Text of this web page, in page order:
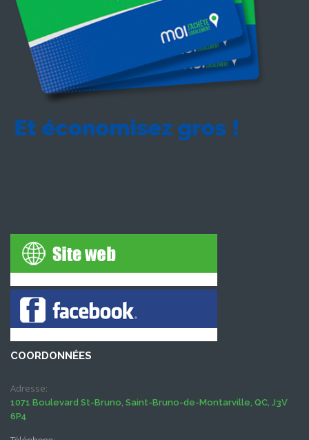
COORDONNÉES
Adresse:
1071 Boulevard St-Bruno, Saint-Bruno-de-Montarville, QC, J3V
6P4